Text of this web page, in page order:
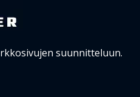
suunnitteluun.